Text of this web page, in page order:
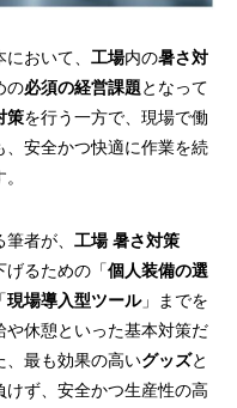
おいて、 工場内の暑さ対
の必須の経営課題となって
策を行う一方で、現場で働
、安全かつ快適に作業を続
者が、 工場 暑さ対策
げるための「個人装備の選
現場導入型ツール」までを
休憩といった基本対策だ
、最も効果の高いグッズと
けず、安全かつ生産性の高